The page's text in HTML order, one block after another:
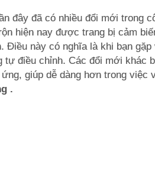
đây đã có nhiều đổi mới trong
hiện nay được trang bị cảm
Điều này có nghĩa là khi bạn
tự điều chỉnh. Các đổi mới khác
giúp dễ dàng hơn trong việc
.